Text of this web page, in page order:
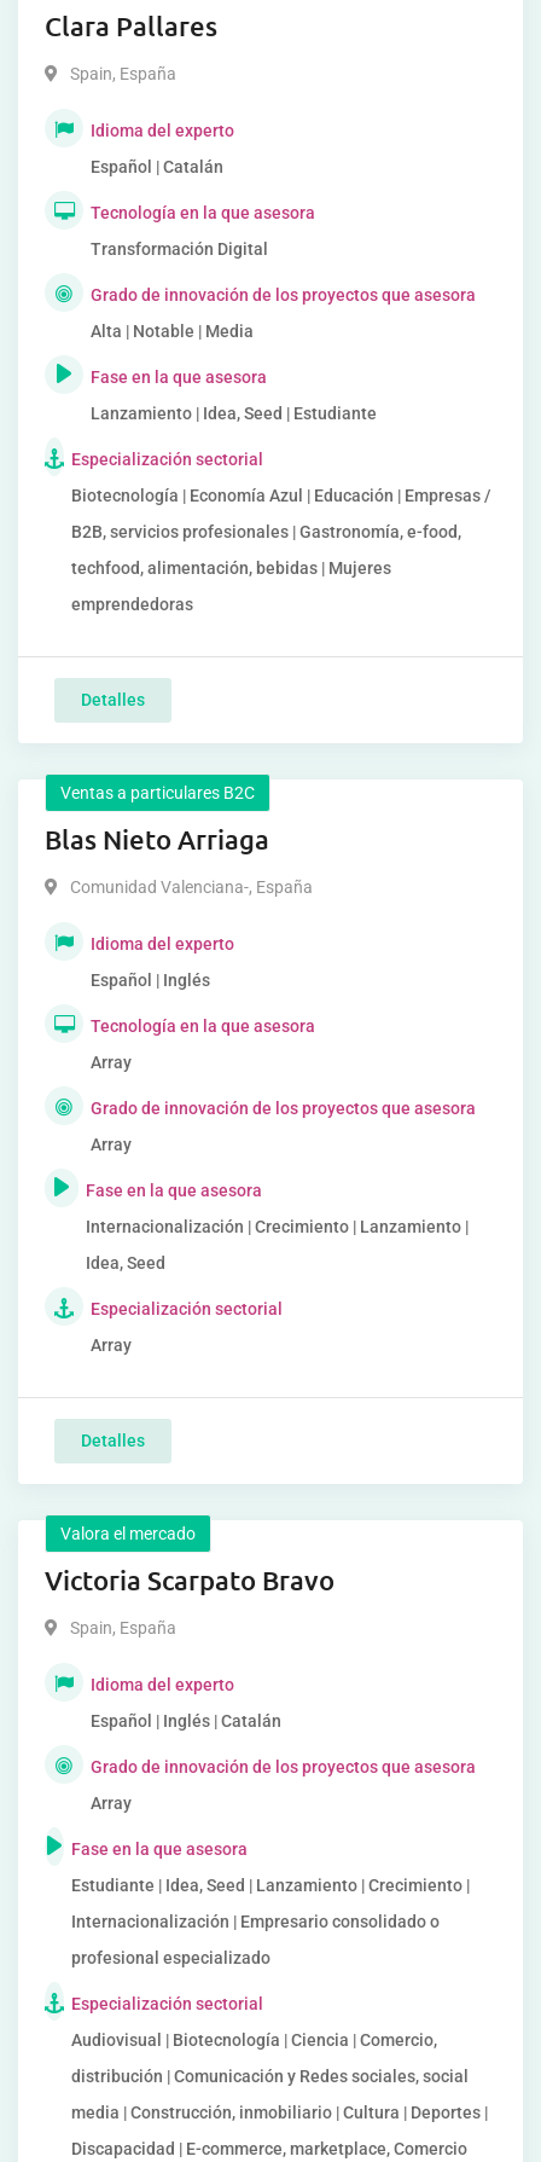
Clara Pallares
Spain, España
Idioma del experto
Español | Catalán
Tecnología en la que asesora
Transformación Digital
Grado de innovación de los proyectos que asesora
Alta | Notable | Media
Fase en la que asesora
Lanzamiento | Idea, Seed | Estudiante
Especialización sectorial
Biotecnología | Economía Azul | Educación | Empresas /
B2B, servicios profesionales | Gastronomía, e-food,
techfood, alimentación, bebidas | Mujeres
emprendedoras
Detalles
Ventas a particulares B2C
Blas Nieto Arriaga
Comunidad Valenciana-, España
Idioma del experto
Español | Inglés
Tecnología en la que asesora
Array
Grado de innovación de los proyectos que asesora
Array
Fase en la que asesora
Internacionalización | Crecimiento | Lanzamiento |
Idea, Seed
Especialización sectorial
Array
Detalles
Valora el mercado
Victoria Scarpato Bravo
Spain, España
Idioma del experto
Español | Inglés | Catalán
Grado de innovación de los proyectos que asesora
Array
Fase en la que asesora
Estudiante | Idea, Seed | Lanzamiento | Crecimiento |
Internacionalización | Empresario consolidado o
profesional especializado
Especialización sectorial
Audiovisual | Biotecnología | Ciencia | Comercio,
distribución | Comunicación y Redes sociales, social
media | Construcción, inmobiliario | Cultura | Deportes |
Discapacidad | E-commerce, marketplace, Comercio